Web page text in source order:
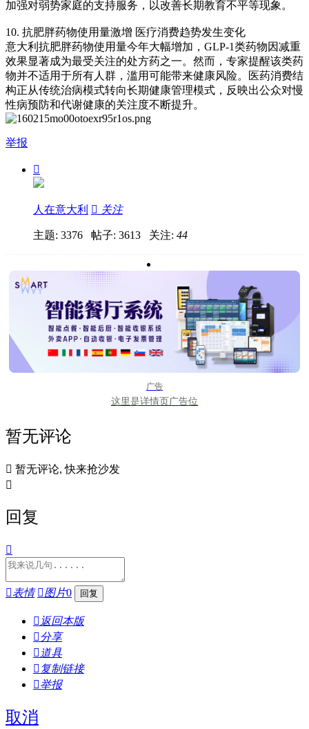
加强对弱势家庭的支持服务，以改善长期教育不平等现象。
10. 抗肥胖药物使用量激增 医疗消费趋势发生变化
意大利抗肥胖药物使用量今年大幅增加，GLP-1类药物因减重
效果显著成为最受关注的处方药之一。然而，专家提醒该类药
物并不适用于所有人群，滥用可能带来健康风险。医药消费结
构正从传统治病模式转向长期健康管理模式，反映出公众对慢
性病预防和代谢健康的关注度不断提升。
举报

人在意大利  关注
主题: 3376 帖子: 3613 关注: 44
广告
这里是详情页广告位
暂无评论
 暂无评论, 快来抢沙发

回复

表情 图片0
 返回本版
分享
 道具
 复制链接
举报
取消